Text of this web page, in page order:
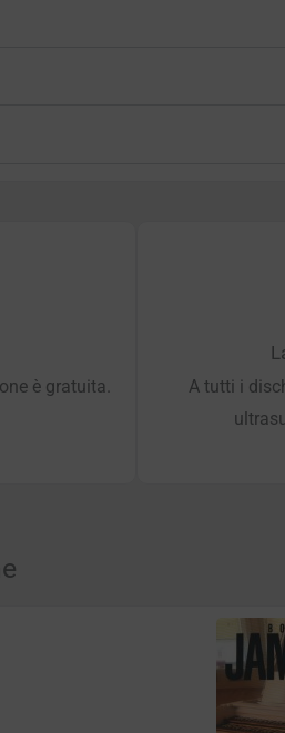
è gratuita.
A tutti i